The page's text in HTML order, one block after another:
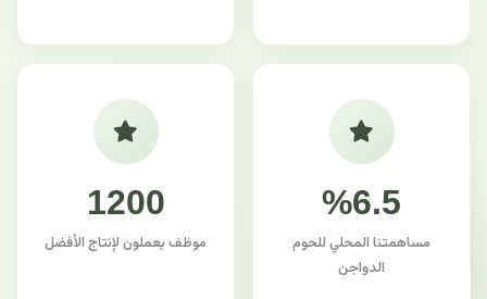
%6.5
مساهمتنا المحلي للحوم
الدواجن
1200
موظف يعملون لإنتاج الأفضل